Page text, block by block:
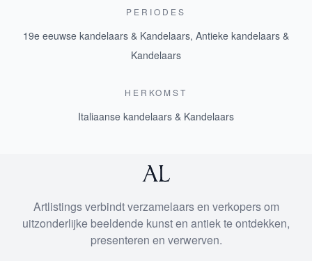
PERIODES
19e eeuwse kandelaars & Kandelaars, Antieke kandelaars &
Kandelaars
HERKOMST
Italiaanse kandelaars & Kandelaars
Artlistings verbindt verzamelaars en verkopers om
uitzonderlijke beeldende kunst en antiek te ontdekken,
presenteren en verwerven.